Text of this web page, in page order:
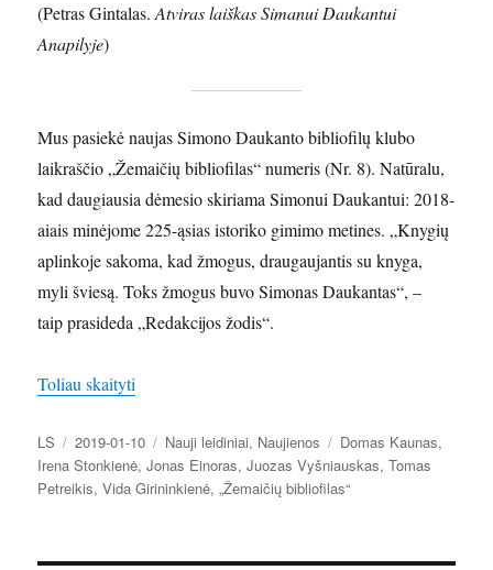
(Petras Gintalas.Atviras laiškas Simanui Daukantui
Anapilyje)
Mus pasiekė naujas Simono Daukanto bibliofilų klubo
laikraščio „Žemaičių bibliofilas“ numeris (Nr. 8). Natūralu,
kad daugiausia dėmesio skiriama Simonui Daukantui: 2018-
aiais minėjome 225-ąsias istoriko gimimo metines. „Knygių
aplinkoje sakoma, kad žmogus, draugaujantis su knyga,
myli šviesą. Toks žmogus buvo Simonas Daukantas“, –
taip prasideda „Redakcijos žodis“.
Toliau skaityti
Autorius
LS Paskelbta
2019-01-10 Kategorijos
Nauji leidiniai, Naujienos Žymos
Domas Kaunas,
Irena Stonkienė,Jonas Einoras,Juozas Vyšniauskas,Tomas
Petreikis,Vida Girininkienė,„Žemaičių bibliofilas“